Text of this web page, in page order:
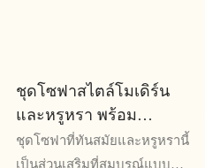
ชุดโซฟาสไตล์โมเดิร์น
และหรูหรา พร้อม
เฟอร์นิเจอร์สำนักงาน
ดีไซน์หรูหรา
ชุดโซฟาที่ทันสมัยและหรูหรานี้
เป็นส่วนเสริมที่สมบูรณ์แบบ